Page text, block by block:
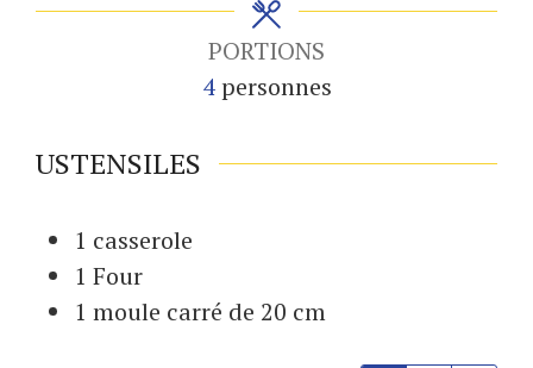
PORTIONS
4 personnes
USTENSILES
1 casserole
1 Four
1 moule carré de 20 cm